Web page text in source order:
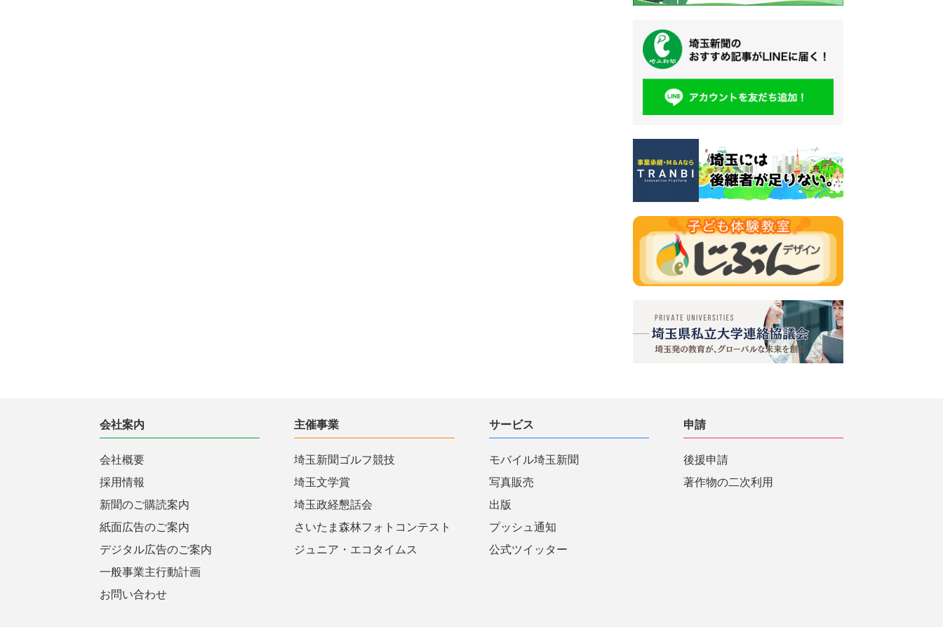
会社案内
会社概要
採用情報
新聞のご購読案内
紙面広告のご案内
デジタル広告のご案内
一般事業主行動計画
お問い合わせ
主催事業
埼玉新聞ゴルフ競技
埼玉文学賞
埼玉政経懇話会
さいたま森林フォトコンテスト
ジュニア・エコタイムス
サービス
モバイル埼玉新聞
写真販売
出版
プッシュ通知
公式ツイッター
申請
後援申請
著作物の二次利用